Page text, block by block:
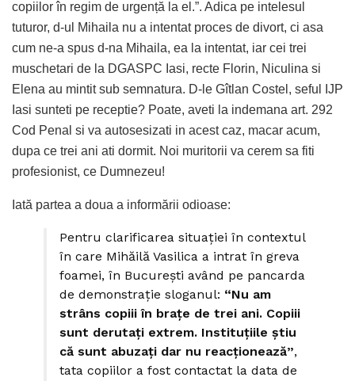
copiilor în regim de urgență la el.”. Adica pe intelesul
tuturor, d-ul Mihaila nu a intentat proces de divort, ci asa
cum ne-a spus d-na Mihaila, ea la intentat, iar cei trei
muschetari de la DGASPC Iasi, recte Florin, Niculina si
Elena au mintit sub semnatura. D-le Gîtlan Costel, seful IJP
Iasi sunteti pe receptie? Poate, aveti la indemana art. 292
Cod Penal si va autosesizati in acest caz, macar acum,
dupa ce trei ani ati dormit. Noi muritorii va cerem sa fiti
profesionist, ce Dumnezeu!
Iată partea a doua a informării odioase:
Pentru clarificarea situației în contextul
în care Mihăilă Vasilica a intrat în greva
foamei, în București având pe pancarda
de demonstrație sloganul: “Nu am
strâns copiii în brațe de trei ani. Copiii
sunt derutați extrem. Instituțiile știu
că sunt abuzați dar nu reacționează”,
tata copiilor a fost contactat la data de